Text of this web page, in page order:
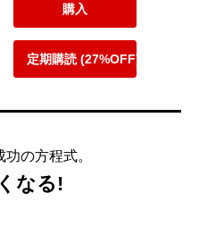
購入
定期購読 (27%OFF)
の方程式。
なる!